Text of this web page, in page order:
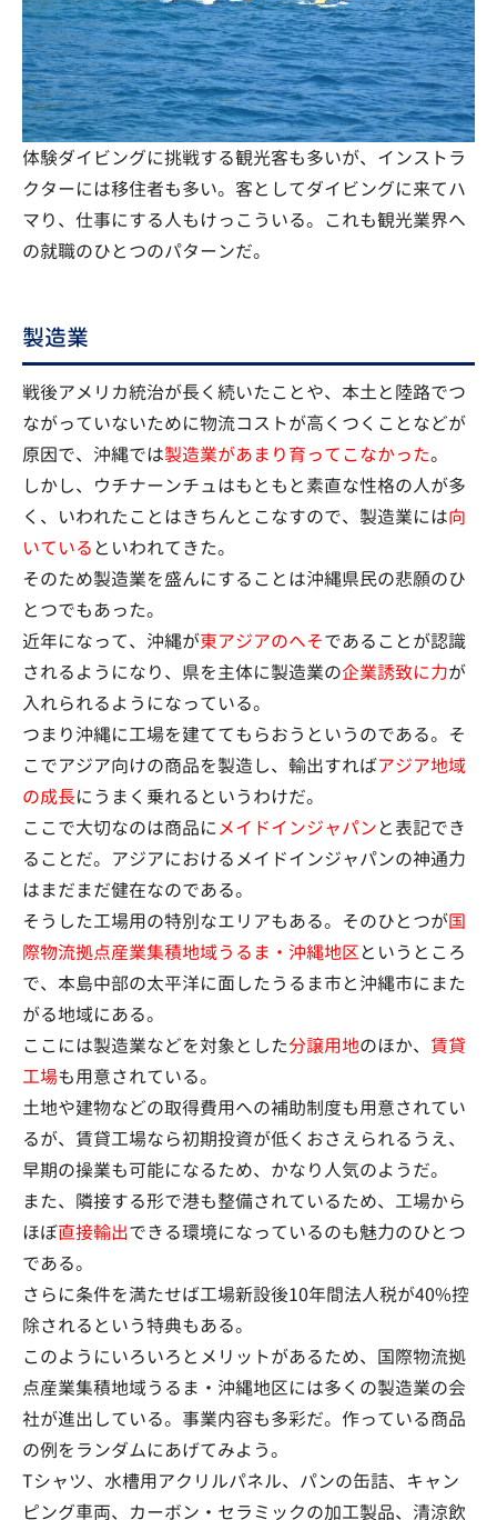
体験ダイビングに挑戦する観光客も多いが、インストラ
クターには移住者も多い。客としてダイビングに来てハ
マり、仕事にする人もけっこういる。これも観光業界へ
の就職のひとつのパターンだ。
製造業
戦後アメリカ統治が長く続いたことや、本土と陸路でつ
ながっていないために物流コストが高くつくことなどが
原因で、沖縄では製造業があまり育ってこなかった。
しかし、ウチナーンチュはもともと素直な性格の人が多
く、いわれたことはきちんとこなすので、製造業には向
いている といわれてきた。
そのため製造業を盛んにすることは沖縄県民の悲願のひ
とつでもあった。
近年になって、沖縄が東アジアのへそであることが認識
されるようになり、県を主体に製造業の企業誘致に力が
入れられるようになっている。
つまり沖縄に工場を建ててもらおうというのである。そ
こでアジア向けの商品を製造し、輸出すればアジア地域
の成長にうまく乗れるというわけだ。
ここで大切なのは商品にメイドインジャパンと表記でき
ることだ。アジアにおけるメイドインジャパンの神通力
はまだまだ健在なのである。
そうした工場用の特別なエリアもある。そのひとつが国
際物流拠点産業集積地域うるま・沖縄地区というところ
で、本島中部の太平洋に面したうるま市と沖縄市にまた
がる地域にある。
ここには製造業などを対象とした分譲用地のほか、 賃貸
工場も用意されている。
土地や建物などの取得費用への補助制度も用意されてい
るが、賃貸工場なら初期投資が低くおさえられるうえ、
早期の操業も可能になるため、かなり人気のようだ。
また、隣接する形で港も整備されているため、工場から
ほぼ直接輸出できる環境になっているのも魅力のひとつ
である。
さらに条件を満たせば工場新設後10年間法人税が40%控
除されるという特典もある。
このようにいろいろとメリットがあるため、国際物流拠
点産業集積地域うるま・沖縄地区には多くの製造業の会
社が進出している。事業内容も多彩だ。作っている商品
の例をランダムにあげてみよう。
Tシャツ、水槽用アクリルパネル、パンの缶詰、キャン
ピング車両、カーボン・セラミックの加工製品、清涼飲